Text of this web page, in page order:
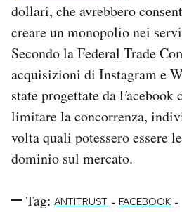
dollari, che avrebbero
creare un monopolio nei
Secondo la Federal Trade
acquisizioni di Instagram e
state progettate da Facebook
limitare la concorrenza,
volta quali potessero essere
dominio sul mercato.
Tag: ANTITRUST - FACEBOOK -